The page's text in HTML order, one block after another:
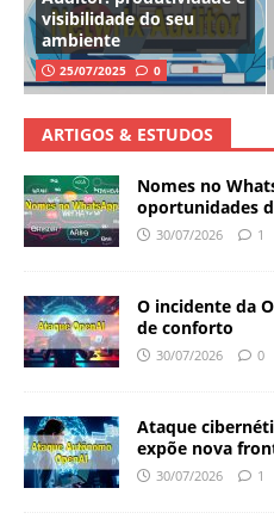
visibilidade do seu
ambiente
25/07/2025 0
ARTIGOS & ESTUDOS
Nomes no
oportunidades
30/07/2026 1
O incidente da
de conforto
30/07/2026 0
Ataque
expõe nova
30/07/2026 1